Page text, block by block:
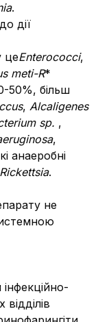
.
дії
цеEnterococci,
meti-R*
50%, більш
, Alcaligenes
sp. ,
,
анаеробні
Rickettsia.
не
інфекційно-